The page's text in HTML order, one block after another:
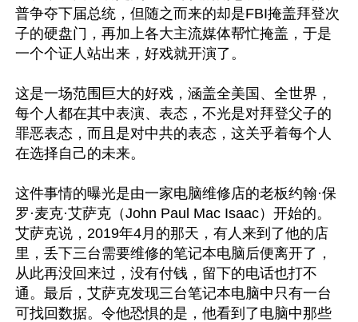
普争夺下届总统，但随之而来的却是FBI掩盖拜登次
子的硬盘门，再加上各大主流媒体帮忙掩盖，于是
一个个证人站出来，好戏就开演了。
这是一场范围巨大的好戏，涵盖全美国、全世界，
每个人都在其中表演、表态，不光是对拜登父子的
罪恶表态，而且是对中共的表态，这关乎着每个人
在选择自己的未来。
这件事情的曝光是由一家电脑维修店的老板约翰·保
罗·麦克·艾萨克（John Paul Mac Isaac）开始的。
艾萨克说，2019年4月的那天，有人来到了他的店
里，丢下三台需要维修的笔记本电脑后便离开了，
从此再没回来过，没有付钱，留下的电话也打不
通。最后，艾萨克发现三台笔记本电脑中只有一台
可找回数据。令他恐惧的是，他看到了电脑中那些